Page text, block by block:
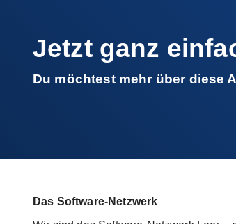
Jetzt ganz
Du möchtest mehr über diese
Das Software-Netzwerk